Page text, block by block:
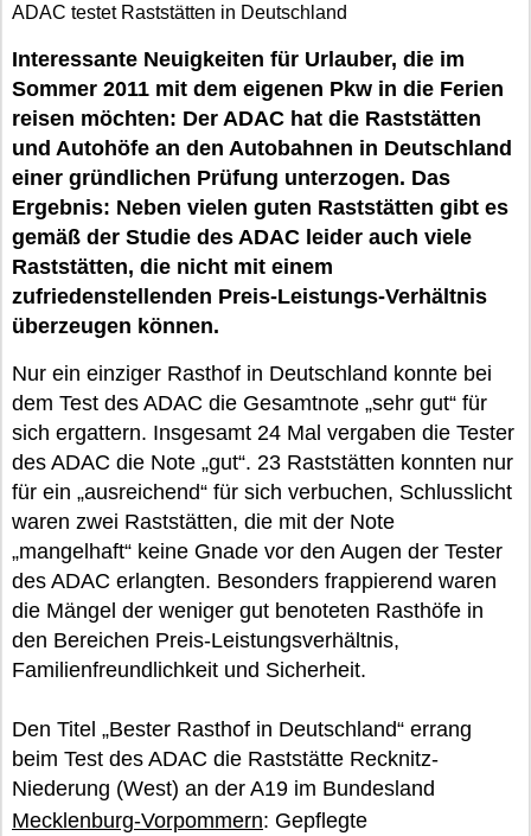
ADAC testet Raststätten in Deutschland
Interessante Neuigkeiten für Urlauber, die im
Sommer 2011 mit dem eigenen Pkw in die Ferien
reisen möchten: Der ADAC hat die Raststätten
und Autohöfe an den Autobahnen in Deutschland
einer gründlichen Prüfung unterzogen. Das
Ergebnis: Neben vielen guten Raststätten gibt es
gemäß der Studie des ADAC leider auch viele
Raststätten, die nicht mit einem
zufriedenstellenden Preis-Leistungs-Verhältnis
überzeugen können.
Nur ein einziger Rasthof in Deutschland konnte bei
dem Test des ADAC die Gesamtnote „sehr gut“ für
sich ergattern. Insgesamt 24 Mal vergaben die Tester
des ADAC die Note „gut“. 23 Raststätten konnten nur
für ein „ausreichend“ für sich verbuchen, Schlusslicht
waren zwei Raststätten, die mit der Note
„mangelhaft“ keine Gnade vor den Augen der Tester
des ADAC erlangten. Besonders frappierend waren
die Mängel der weniger gut benoteten Rasthöfe in
den Bereichen Preis-Leistungsverhältnis,
Familienfreundlichkeit und Sicherheit.
Den Titel „Bester Rasthof in Deutschland“ errang
beim Test des ADAC die Raststätte Recknitz-
Niederung (West) an der A19 im Bundesland
Mecklenburg-Vorpommern: Gepflegte